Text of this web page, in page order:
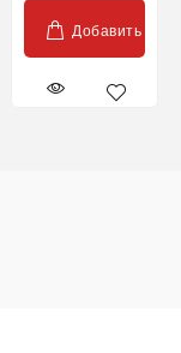
Добавить